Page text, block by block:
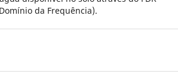
da Frequência).